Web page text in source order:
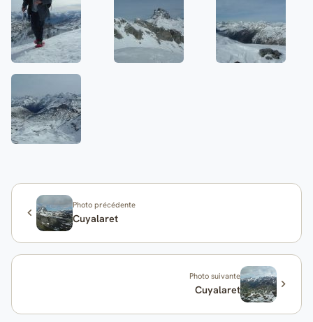
Photo précédente
Cuyalaret
Photo suivante
Cuyalaret